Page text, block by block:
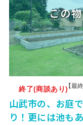
終了(商談あり)【最
山武市の、お庭
り！更には池も